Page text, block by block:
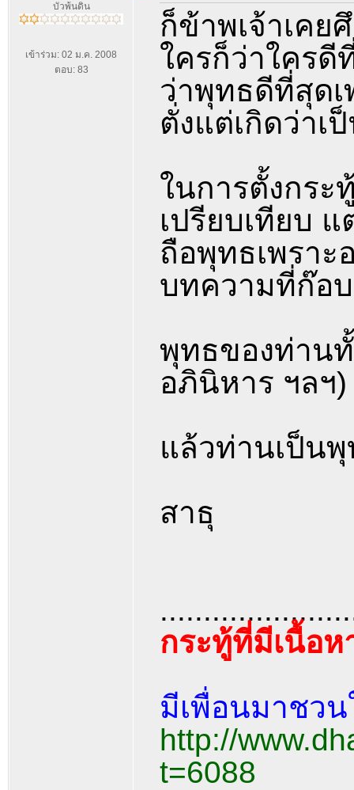
บัวพ้นดิน
เข้าร่วม: 02 ม.ค. 2008
ตอบ: 83
ก็ข้าพเจ้าเคย
ใครก็ว่าใครดี
ว่าพุทธดีที่สุด
ตั่งแต่เกิดว่าเ
ในการตั้งกร
เปรียบเทียบ
ถือพุทธเพราะ
บทความที่ก๊อ
พุทธของท่าน
อภินิหาร ฯลฯ)
แล้วท่านเป็น
สาธุ
กระทู้ที่มีเนื้อห
มีเพื่อนมาชว
http://
t=6088